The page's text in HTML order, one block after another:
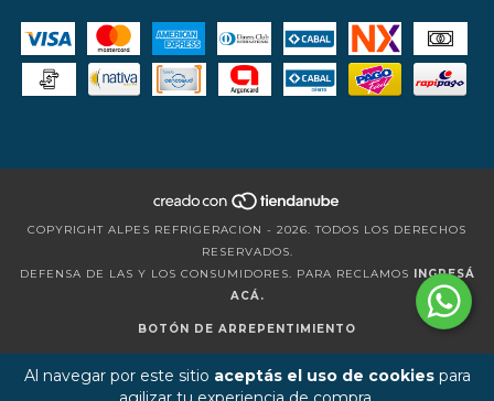
Al navegar por este sitio aceptás el uso de cookiespara
COPYRIGHT ALPES REFRIGERACION - 2026. TODOS LOS DERECHOS
RESERVADOS.
DEFENSA DE LAS Y LOS CONSUMIDORES. PARA RECLAMOS INGRESÁ
ACÁ.
BOTÓN DE ARREPENTIMIENTO